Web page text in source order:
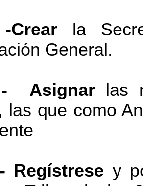
Crear la
General.
Asignarlas
las que como
Regístrese y